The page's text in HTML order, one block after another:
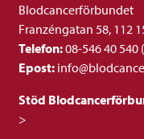
Blodcancerförbundet
Franzéngatan 58, 112
Telefon:08-546 40 540
Epost:
Stöd
>